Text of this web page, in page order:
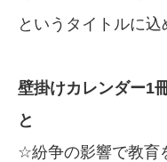
というタイトルに込
壁掛けカレンダー1
と
☆紛争の影響で教育